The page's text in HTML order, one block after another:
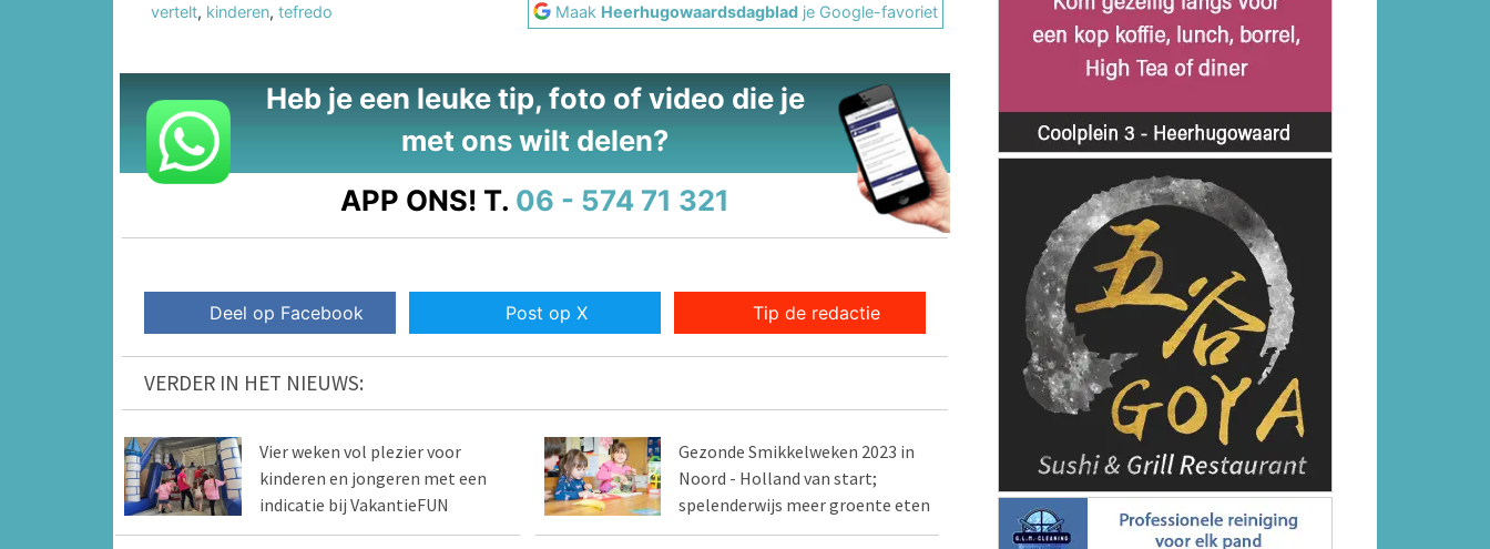
vertelt, kinderen, tefredo Maak Heerhugowaardsdagblad je Google-favoriet
Heb je een leuke tip, foto of video die je
met ons wilt delen?
APP ONS! T. 06 - 574 71 321
Deel op Facebook Post op X Tip de redactie
VERDER IN HET NIEUWS:
Vier weken vol plezier voor
kinderen en jongeren met een
indicatie bij VakantieFUN
Gezonde Smikkelweken 2023 in
Noord - Holland van start;
spelenderwijs meer groente eten